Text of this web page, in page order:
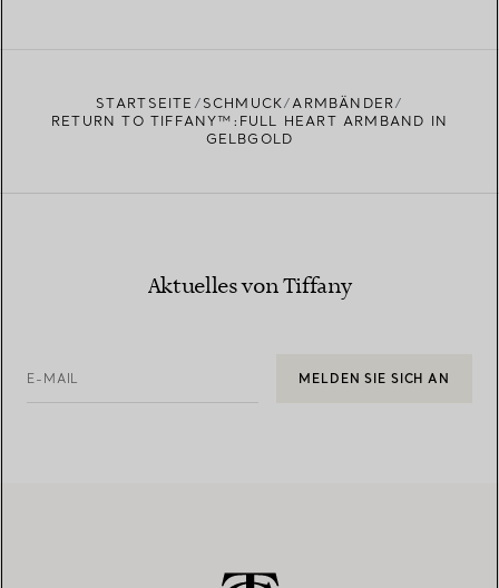
STARTSEITE SCHMUCK
ARMBÄNDER
RETURN TO TIFFANY™:FULL HEART ARMBAND IN
GELBGOLD
Aktuelles von Tiffany
E-MAIL MELDEN SIE SICH AN